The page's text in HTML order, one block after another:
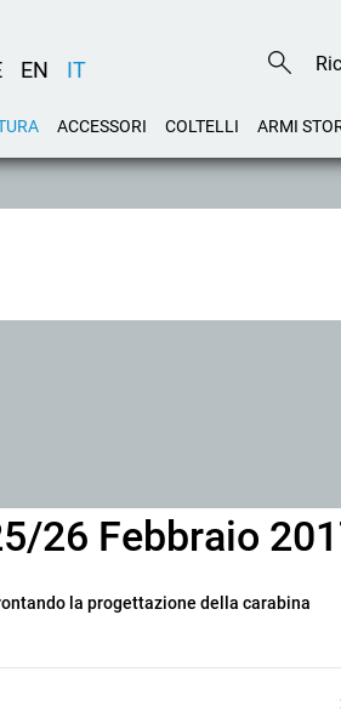
EN IT
ACCESSORI COLTELLI ARMI
26 Febbraio
la progettazione della carabina